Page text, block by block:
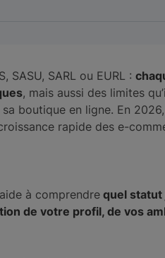
SASU, SARL ou EURL :
, mais aussi des limites
boutique en ligne. En
rapide des e-
à comprendre quel statut
de votre profil, de vos